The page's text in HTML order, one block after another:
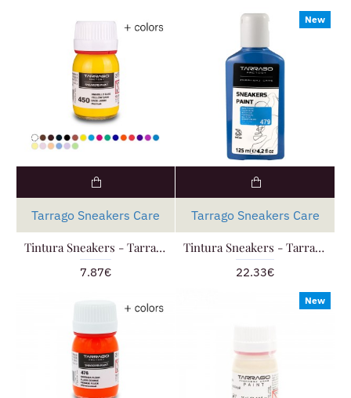
Tarrago Sneakers Care
Tintura Sneakers - Tarrago Paint
7.87€
New
Tarrago Sneakers Care
Tintura Sneakers - Tarrago Paint 125ml
22.33€
New